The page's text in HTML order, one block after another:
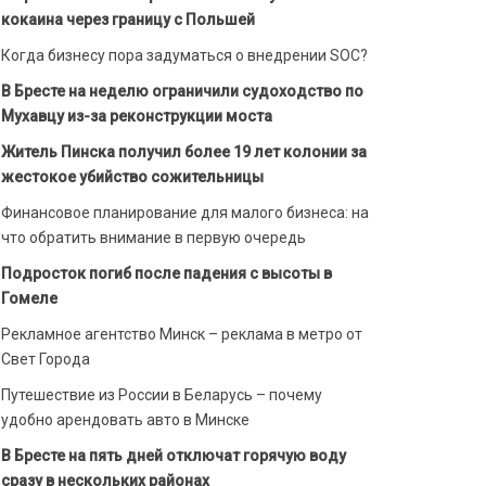
кокаина через границу с Польшей
Когда бизнесу пора задуматься о внедрении SOC?
В Бресте на неделю ограничили судоходство по
Мухавцу из-за реконструкции моста
Житель Пинска получил более 19 лет колонии за
жестокое убийство сожительницы
Финансовое планирование для малого бизнеса: на
что обратить внимание в первую очередь
Подросток погиб после падения с высоты в
Гомеле
Рекламное агентство Минск – реклама в метро от
Свет Города
Путешествие из России в Беларусь – почему
удобно арендовать авто в Минске
В Бресте на пять дней отключат горячую воду
сразу в нескольких районах